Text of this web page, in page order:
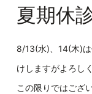
夏期休
8/13(水)、14(木)
けしますがよろし
この限りではござ